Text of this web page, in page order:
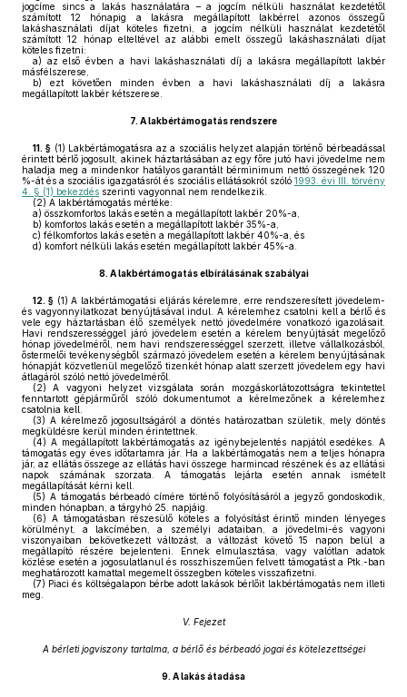
jogcíme sincs a lakás használatára – a jogcím nélküli használat kezdetétől
számított 12 hónapig a lakásra megállapított lakbérrel azonos összegű
lakáshasználati díjat köteles fizetni, a jogcím nélküli használat kezdetétől
számított 12 hónap elteltével az alábbi emelt összegű lakáshasználati díjat
köteles fizetni:
a) az első évben a havi lakáshasználati díj a lakásra megállapított lakbér
másfélszerese,
b) ezt követően minden évben a havi lakáshasználati díj a lakásra
megállapított lakbér kétszerese.
7. A lakbértámogatás rendszere
11. § (1) Lakbértámogatásra az a szociális helyzet alapján történő bérbeadással
érintett bérlő jogosult, akinek háztartásában az egy főre jutó havi jövedelme nem
haladja meg a mindenkor hatályos garantált bérminimum nettó összegének 120
%-át és a szociális igazgatásról és szociális ellátásokról szóló 1993. évi III. törvény
4. § (1) bekezdés szerinti vagyonnal nem rendelkezik.
(2) A lakbértámogatás mértéke:
a) összkomfortos lakás esetén a megállapított lakbér 20%-a,
b) komfortos lakás esetén a megállapított lakbér 35%-a,
c) félkomfortos lakás esetén a megállapított lakbér 40%-a, és
d) komfort nélküli lakás esetén megállapított lakbér 45%-a.
8. A lakbértámogatás elbírálásának szabályai
12. § (1) A lakbértámogatási eljárás kérelemre, erre rendszeresített jövedelem-
és vagyonnyilatkozat benyújtásával indul. A kérelemhez csatolni kell a bérlő és
vele egy háztartásban élő személyek nettó jövedelmére vonatkozó igazolásait.
Havi rendszerességgel járó jövedelem esetén a kérelem benyújtását megelőző
hónap jövedelméről, nem havi rendszerességgel szerzett, illetve vállalkozásból,
őstermelői tevékenységből származó jövedelem esetén a kérelem benyújtásának
hónapját közvetlenül megelőző tizenkét hónap alatt szerzett jövedelem egy havi
átlagáról szóló nettó jövedelméről.
(2) A vagyoni helyzet vizsgálata során mozgáskorlátozottságra tekintettel
fenntartott gépjárműről szóló dokumentumot a kérelmezőnek a kérelemhez
csatolnia kell.
(3) A kérelmező jogosultságáról a döntés határozatban születik, mely döntés
megküldésre kerül minden érintettnek.
(4) A megállapított lakbértámogatás az igénybejelentés napjától esedékes. A
támogatás egy éves időtartamra jár. Ha a lakbértámogatás nem a teljes hónapra
jár, az ellátás összege az ellátás havi összege harmincad részének és az ellátási
napok számának szorzata. A támogatás lejárta esetén annak ismételt
megállapítását kérni kell.
(5) A támogatás bérbeadó címére történő folyósításáról a jegyző gondoskodik,
minden hónapban, a tárgyhó 25. napjáig.
(6) A támogatásban részesülő köteles a folyósítást érintő minden lényeges
körülményt, a lakcímében, a személyi adataiban, a jövedelmi-és vagyoni
viszonyaiban bekövetkezett változást, a változást követő 15 napon belül a
megállapító részére bejelenteni. Ennek elmulasztása, vagy valótlan adatok
közlése esetén a jogosulatlanul és rosszhiszeműen felvett támogatást a Ptk.-ban
meghatározott kamattal megemelt összegben köteles visszafizetni.
(7) Piaci és költségalapon bérbe adott lakások bérlőit lakbértámogatás nem illeti
meg.
V. Fejezet
A bérleti jogviszony tartalma, a bérlő és bérbeadó jogai és kötelezettségei
9. A lakás átadása